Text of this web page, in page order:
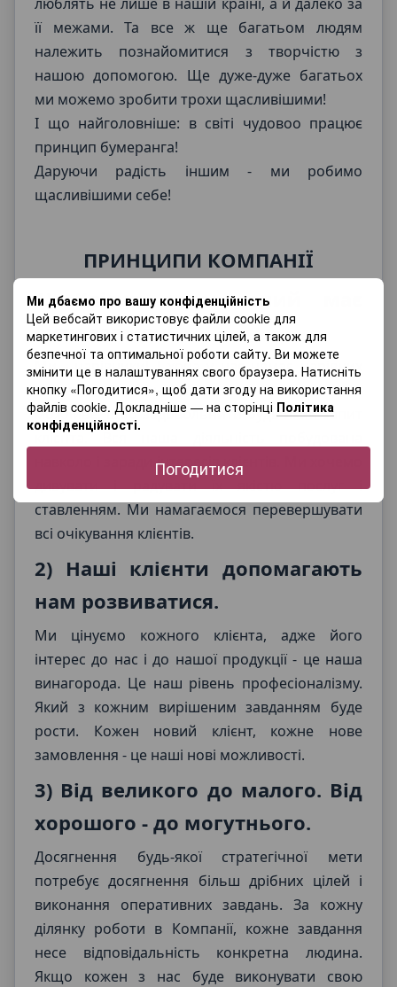
Ми дбаємо про вашу конфіденційність
Цей вебсайт використовує файли cookie для
маркетингових і статистичних цілей, а також для
безпечної та оптимальної роботи сайту. Ви можете
змінити це в налаштуваннях свого браузера. Натисніть
кнопку «Погодитися», щоб дати згоду на використання
файлів cookie. Докладніше — на сторінці Політика
конфіденційності.
Погодитися
її межами. Та все ж ще багатьом людям
належить познайомитися з творчістю з
нашою допомогою. Ще дуже-дуже багатьох
ми можемо зробити трохи щасливішими!
І що найголовніше: в світі чудовоо працює
принцип бумеранга!
Даруючи радість іншим - ми робимо
щасливішими себе!
ПРИНЦИПИ КОМПАНІЇ
1) Клієнт задоволений має
бути завжди!
Ми - чарівники! І хоча у нас немає чарівних
паличок, ми намагаємося зробити все
можливе, щоб задовольнити будь-який запит
клієнта. Вся наша діяльність побудована
навколо і заради інтересів клієнтів. Ми хочемо
дивувати і радувати їх якістю послуг і
ставленням. Ми намагаємося перевершувати
всі очікування клієнтів.
2) Наші клієнти допомагають
нам розвиватися.
Ми цінуємо кожного клієнта, адже його
інтерес до нас і до нашої продукції - це наша
винагорода. Це наш рівень професіоналізму.
Який з кожним вирішеним завданням буде
рости. Кожен новий клієнт, кожне нове
замовлення - це наші нові можливості.
3) Від великого до малого. Від
хорошого - до могутнього.
Досягнення будь-якої стратегічної мети
потребує досягнення більш дрібних цілей і
виконання оперативних завдань. За кожну
ділянку роботи в Компанії, кожне завдання
несе відповідальність конкретна людина.
Якщо кожен з нас буде виконувати свою